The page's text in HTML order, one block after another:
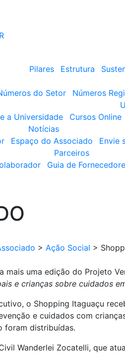
Pilares
Estrutura
do Setor
Números
a Universidade
Cursos Online
Notícias
Espaço do Associado Envie
Parceiros
Guia de
> Ação Social >
mais uma edição do Projeto
e crianças sobre cuidados
o Shopping Itaguaçu
e cuidados com
foram distribuídas.
Wanderlei Zocatelli, que